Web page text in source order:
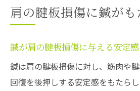
肩の鍼施術が安心感を
東京都東大和市上北台発の鍼
鍼による肩の最新ケア法
腱板損傷に対応する鍼の
鍼と肩ケアの進化が導
肩の腱板損傷に鍼が
鍼が肩の腱板損傷に与える安定
鍼は肩の腱板損傷に対し、筋肉や腱
回復を後押しする安定感をもたら